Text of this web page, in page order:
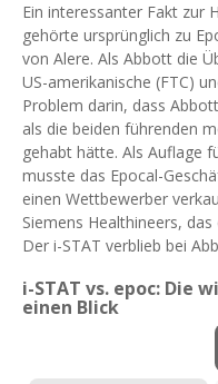
Ein interessanter Fakt zur
gehörte ursprünglich zu
von Alere. Als Abbott die
US-amerikanische (FTC)
Problem darin, dass
als die beiden führenden
gehabt hätte. Als Auflage
musste das Epocal-
einen Wettbewerber
Siemens Healthineers,
Der i-STAT verblieb bei
i-STAT vs. epoc: Die
einen Blick